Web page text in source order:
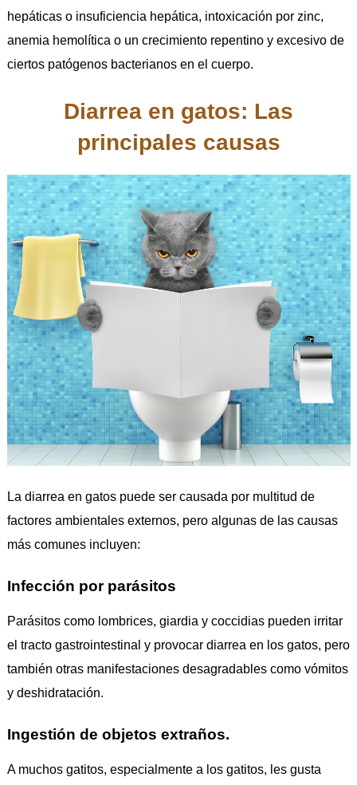
hepáticas o insuficiencia hepática, intoxicación por zinc,
anemia hemolítica o un crecimiento repentino y excesivo de
ciertos patógenos bacterianos en el cuerpo.
Diarrea en gatos: Las
principales causas
La diarrea en gatos puede ser causada por multitud de
factores ambientales externos, pero algunas de las causas
más comunes incluyen:
Infección por parásitos
Parásitos como lombrices, giardia y coccidias pueden irritar
el tracto gastrointestinal y provocar diarrea en los gatos, pero
también otras manifestaciones desagradables como vómitos
y deshidratación.
Ingestión de objetos extraños.
A muchos gatitos, especialmente a los gatitos, les gusta